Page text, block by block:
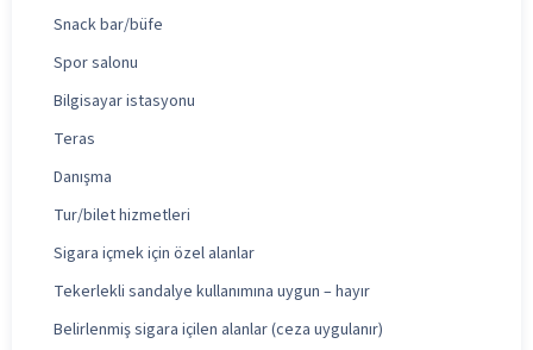
Snack bar/büfe
Spor salonu
Bilgisayar istasyonu
Teras
Danışma
Tur/bilet hizmetleri
Sigara içmek için özel alanlar
Tekerlekli sandalye kullanımına uygun – hayır
Belirlenmiş sigara içilen alanlar (ceza uygulanır)